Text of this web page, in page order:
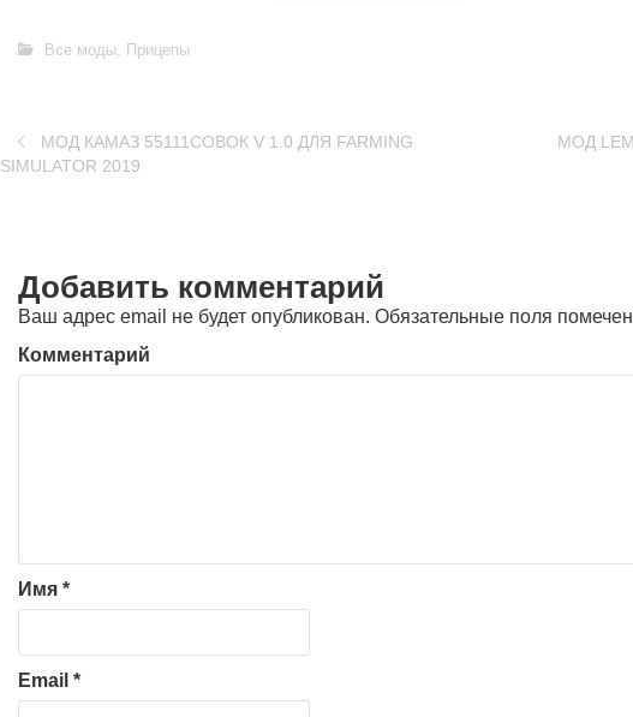
Все моды, Прицепы
МОД КАМАЗ 55111СОВОК V 1.0 ДЛЯ FARMING
SIMULATOR 2019
МОД
Добавить комментарий
Ваш адрес email не будет опубликован. Обязательные поля
Комментарий
Имя *
Email *